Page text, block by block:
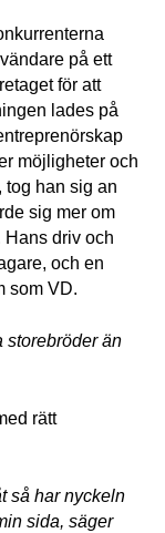
på ett
för att
lades på
möjligheter och
tog han sig an
sig mer om
Hans driv och
och en
som VD.
storebröder än
rätt
så har nyckeln
sida, säger